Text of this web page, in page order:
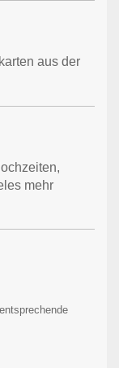
aus der
mehr